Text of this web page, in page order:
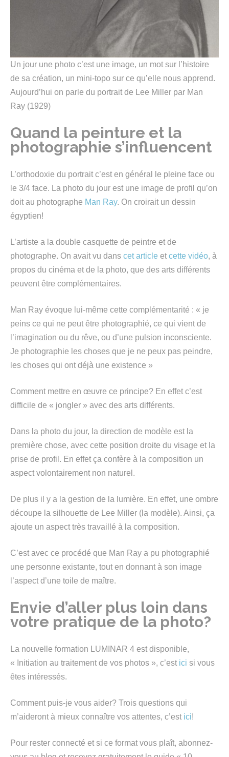
Un jour une photo c’est une image, un mot sur l’histoire
de sa création, un mini-topo sur ce qu’elle nous apprend.
Aujourd’hui on parle du portrait de Lee Miller par Man
Ray (1929)
Quand la peinture et la
photographie s’influencent
L’orthodoxie du portrait c’est en général le pleine face ou
le 3/4 face. La photo du jour est une image de profil qu’on
doit au photographe Man Ray. On croirait un dessin
égyptien!
L’artiste a la double casquette de peintre et de
photographe. On avait vu dans cet article et cette vidéo, à
propos du cinéma et de la photo, que des arts différents
peuvent être complémentaires.
Man Ray évoque lui-même cette complémentarité : « je
peins ce qui ne peut être photographié, ce qui vient de
l’imagination ou du rêve, ou d’une pulsion inconsciente.
Je photographie les choses que je ne peux pas peindre,
les choses qui ont déjà une existence »
Comment mettre en œuvre ce principe? En effet c’est
difficile de « jongler » avec des arts différents.
Dans la photo du jour, la direction de modèle est la
première chose, avec cette position droite du visage et la
prise de profil. En effet ça confère à la composition un
aspect volontairement non naturel.
De plus il y a la gestion de la lumière. En effet, une ombre
découpe la silhouette de Lee Miller (la modèle). Ainsi, ça
ajoute un aspect très travaillé à la composition.
C’est avec ce procédé que Man Ray a pu photographié
une personne existante, tout en donnant à son image
l’aspect d’une toile de maître.
Envie d’aller plus loin dans
votre pratique de la photo?
La nouvelle formation LUMINAR 4 est disponible,
« Initiation au traitement de vos photos », c’est ici si vous
êtes intéressés.
Comment puis-je vous aider? Trois questions qui
m’aideront à mieux connaître vos attentes, c’est ici!
Pour rester connecté et si ce format vous plaît, abonnez-